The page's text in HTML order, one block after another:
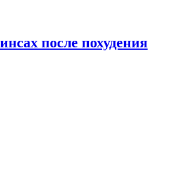
после похудения